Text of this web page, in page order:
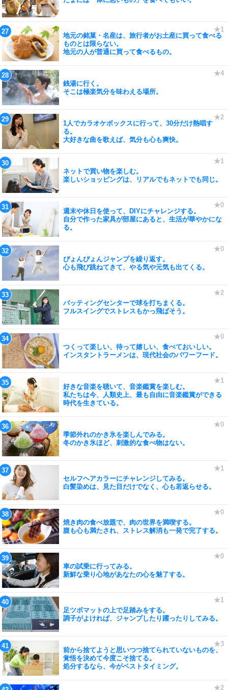
地元の銘菓・名産は、旅行者がお土産に買って食べる
ものとは限らない。
地元の人が普通に買って食べるもの。
銭湯に行く。
そこは極楽気分を味わえる場所。
1人でカラオケボックスに行って、30分だけ熱唱す
る。
大好きな曲を歌えば、気分も心も爽快。
ネットで買い物を楽しむ。
楽しいショッピングは、リアルでもネットでも同じ。
週末や休日を使って、DIYにチャレンジする。
自分で作った家具が部屋にあると、生活が華やかにな
る。
ぴょんぴょんジャンプを繰り返す。
心も飛び跳ねてきて、やる気や元気も出てくる。
バッティングセンターで球を打ちまくる。
フルスイングでストレスもかっ飛ばそう。
つくって楽しい、待って嬉しい、食べておいしい。
インスタントラーメンは、現代社会のパワーフード。
好きな音楽を聴いて、音楽鑑賞を楽しむ。
私たちは今、人類史上、最も自由に音楽鑑賞ができる
時代を生きている。
季節外れのかき氷を楽しんでみる。
冬のかき氷ほど、刺激的な食べ物はない。
セルフヘアカラーにチャレンジしてみる。
白髪染めは、見た目だけでなく、心も若返らせる。
焼き肉の食べ放題で、肉の世界を満喫する。
腹も心も満たされ、ストレス解消も一発で完了する。
車の試乗に行ってみる。
新鮮な乗り心地があなたの心を魅了する。
足ツボマットの上で足踏みをする。
調子がよければ、ジャンプしたり躍ったりしてみる。
前から捨てようと思いつつ捨てられていないものを、
覚悟を決めて今度こそ捨てる。
処分するなら、今がベストタイミング。